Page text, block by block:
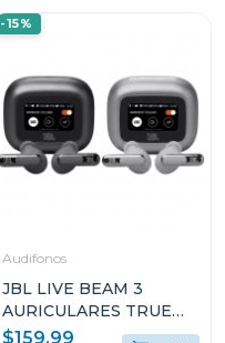
-15%
Audifonos
JBL LIVE BEAM 3
AURICULARES TRUE
WIRELESS CON
$159.99